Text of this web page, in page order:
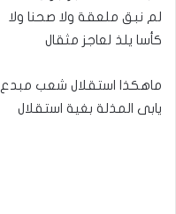
لم نبق ملعقة ولا صحنا ولا
كأسا يلذ لعاجز مثقال
ماهكذا استقلال شعب مبدع
يابى المذلة بغية استقلال